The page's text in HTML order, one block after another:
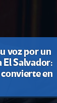
voz por un
Salvador:
en